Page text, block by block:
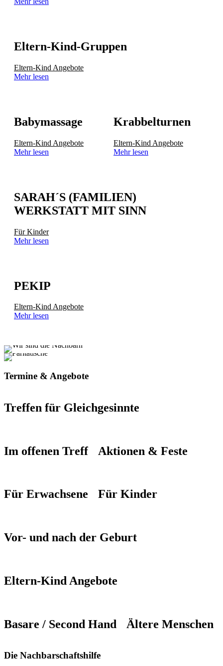
Eltern-Kind-Gruppen
Eltern-Kind Angebote
Mehr lesen
Babymassage
Eltern-Kind Angebote
Mehr lesen
Krabbelturnen
Eltern-Kind Angebote
Mehr lesen
SARAH´S (FAMILIEN)
WERKSTATT MIT SINN
Für Kinder
Mehr lesen
PEKIP
Eltern-Kind Angebote
Mehr lesen
Termine & Angebote
Treffen für Gleichgesinnte
Im offenen Treff Aktionen & Feste
Für Erwachsene Für Kinder
Vor- und nach der Geburt
Eltern-Kind Angebote
Basare / Second Hand Ältere Menschen
Die Nachbarschaftshilfe